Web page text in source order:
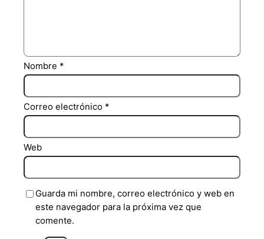
Nombre *
Correo electrónico *
Web
Guarda mi nombre, correo electrónico y web en
este navegador para la próxima vez que
comente.